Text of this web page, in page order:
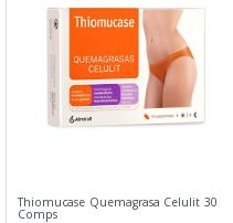
Thiomucase Quemagrasa Celulit 30
Comps